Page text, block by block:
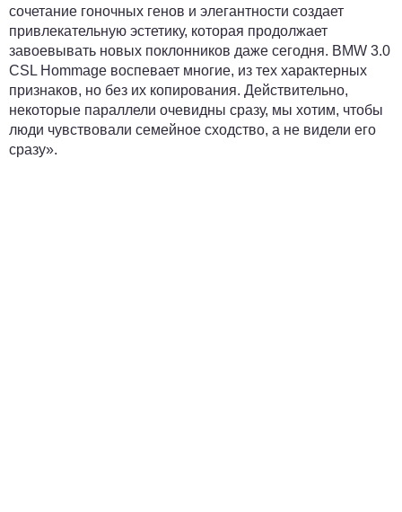
сочетание гоночных генов и элегантности создает
привлекательную эстетику, которая продолжает
завоевывать новых поклонников даже сегодня. BMW 3.0
CSL Hommage воспевает многие, из тех характерных
признаков, но без их копирования. Действительно,
некоторые параллели очевидны сразу, мы хотим, чтобы
люди чувствовали семейное сходство, а не видели его
сразу».